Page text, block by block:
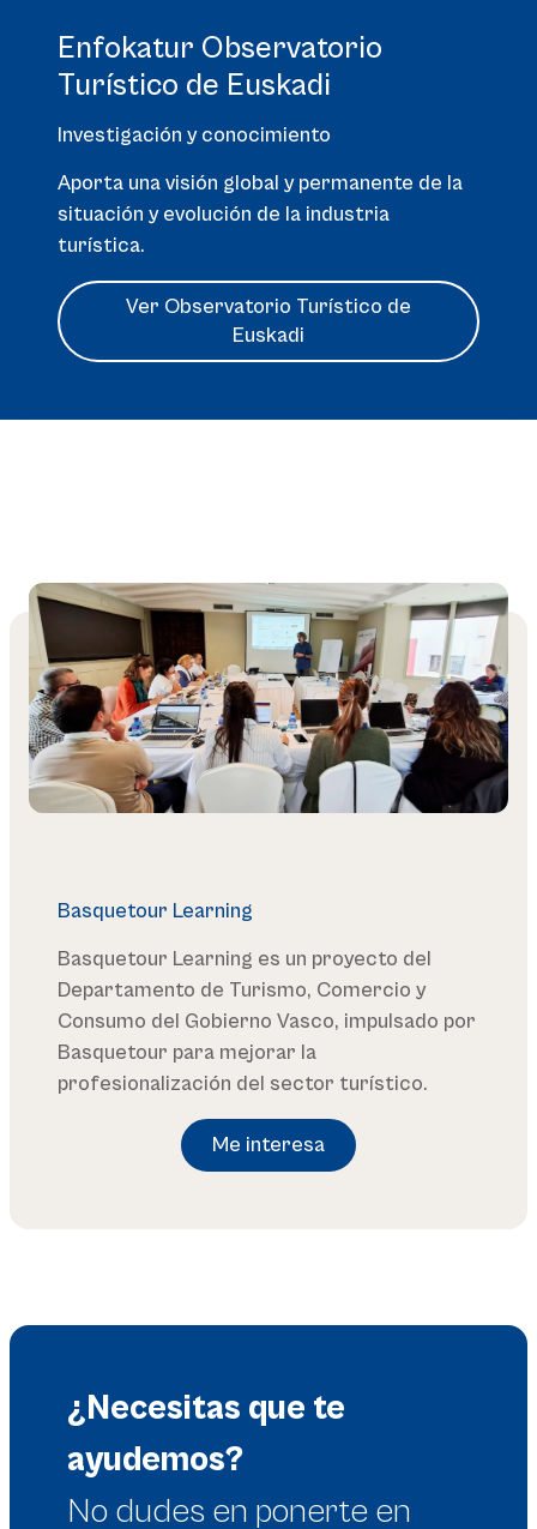
Enfokatur Observatorio
Turístico de Euskadi
Investigación y conocimiento
Aporta una visión global y permanente de la
situación y evolución de la industria
turística.
Ver Observatorio Turístico de
Euskadi
Basquetour Learning
Basquetour Learning es un proyecto del
Departamento de Turismo, Comercio y
Consumo del Gobierno Vasco, impulsado por
Basquetour para mejorar la
profesionalización del sector turístico.
Me interesa
¿Necesitas que te
ayudemos?
No dudes en ponerte en